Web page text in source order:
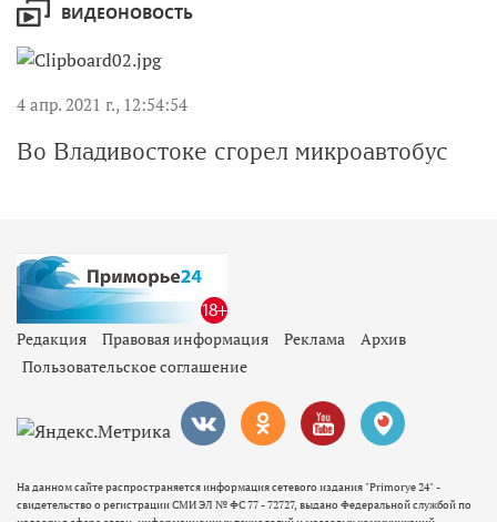
ВИДЕОНОВОСТЬ
4 апр. 2021 г., 12:54:54
Во Владивостоке сгорел микроавтобус
Редакция Правовая информация Реклама
Архив
Пользовательское соглашение
На данном сайте распространяется информация сетевого издания "Primorye 24" -
свидетельство о регистрации СМИ ЭЛ № ФС 77 - 72727, выдано Федеральной службой по